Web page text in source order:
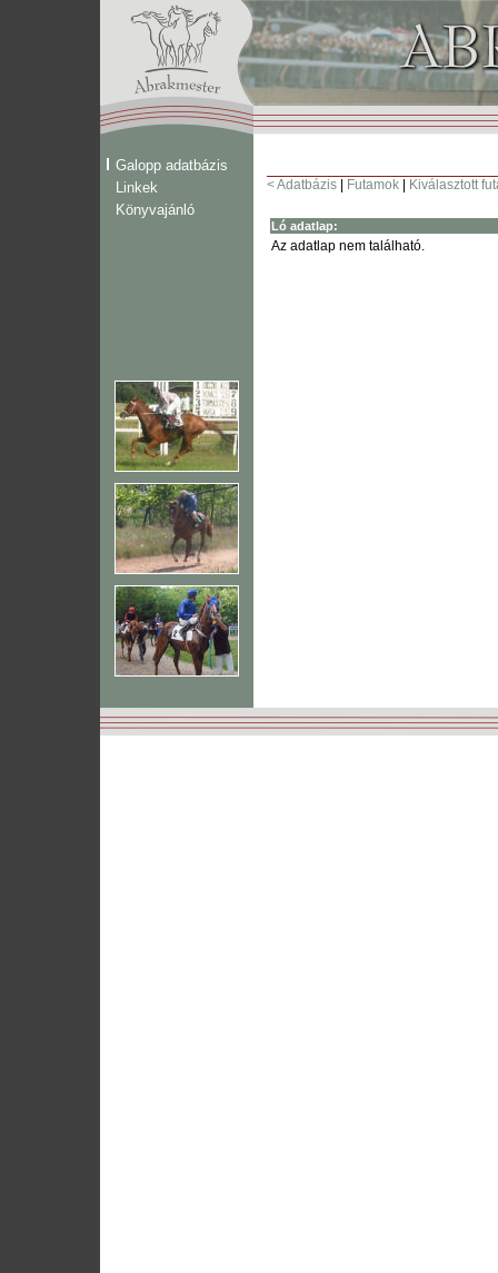
Galopp adatbázis
Linkek
Könyvajánló
< Adatbázis Futamok Kiválasztott
Ló adatlap:
Az adatlap nem található.